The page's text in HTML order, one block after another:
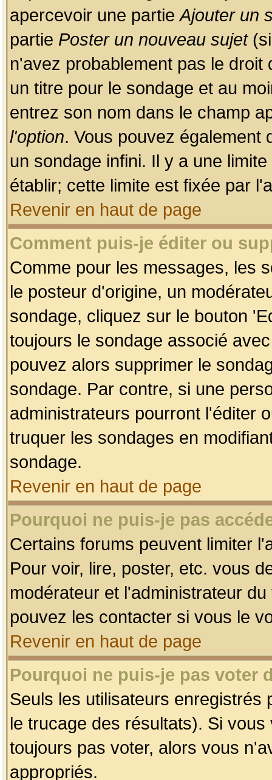
apercevoir une partieAjouter un
partie Poster un nouveau sujet(si
n'avez probablement pas le
un titre pour le sondage et au
entrez son nom dans le champ
l'option. Vous pouvez également
un sondage infini. Il y a une
établir; cette limite est fixée par
Revenir en haut de page
Comment puis-je éditer ou
Comme pour les messages, les
le posteur d'origine, un
sondage, cliquez sur le bouton
toujours le sondage associé
pouvez alors supprimer le
sondage. Par contre, si une
administrateurs pourront l'éditer
truquer les sondages en
sondage.
Revenir en haut de page
Pourquoi ne puis-je pas
Certains forums peuvent limiter
Pour voir, lire, poster, etc. vous
modérateur et l'administrateur
pouvez les contacter si vous le
Revenir en haut de page
Pourquoi ne puis-je pas voter
Seuls les utilisateurs enregistrés
le trucage des résultats). Si
toujours pas voter, alors vous
appropriés.